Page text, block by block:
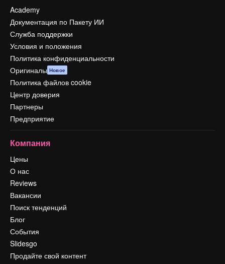
Academy
Документация по Пакету ИИ
Служба поддержки
Условия и положения
Политика конфиденциальности
Оригиналы Новое
Политика файлов cookie
Центр доверия
Партнеры
Предприятие
Компания
Цены
О нас
Reviews
Вакансии
Поиск тенденций
Блог
События
Slidesgo
Продайте свой контент